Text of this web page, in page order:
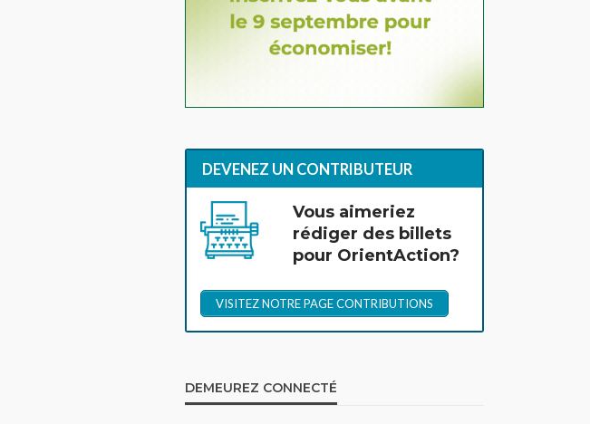
DEVENEZ UN CONTRIBUTEUR
Vous aimeriez
rédiger des billets
pour OrientAction?
VISITEZ NOTRE PAGE CONTRIBUTIONS
DEMEUREZ CONNECTÉ